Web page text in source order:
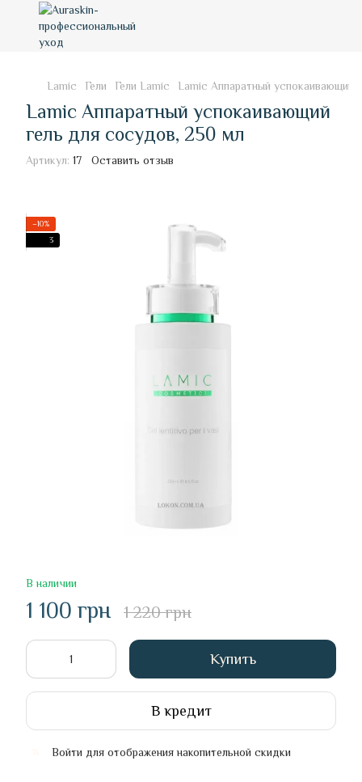
Lamic Гели Гели Lamic Lamic Аппаратный успокаивающий
Lamic Аппаратный успокаивающий
гель для сосудов, 250 мл
Артикул: 17 Оставить отзыв
−10%
3
В наличии
1 100 грн 1 220 грн
Купить
В кредит
Войти для отображения накопительной скидки